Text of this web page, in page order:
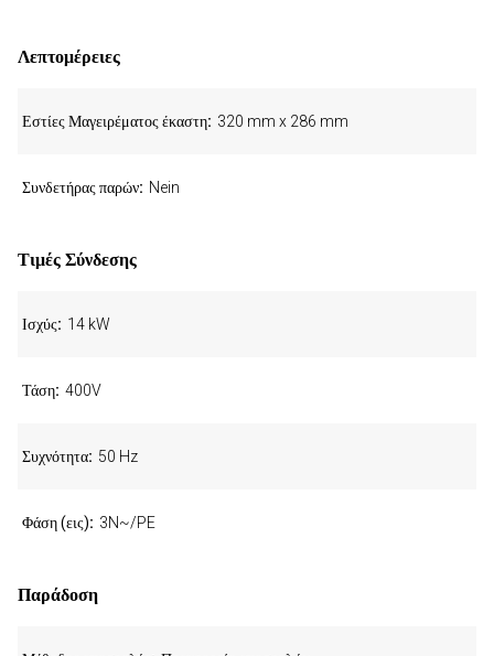
Λεπτομέρειες
Εστίες Μαγειρέματος έκαστη 320 mm x 286 mm
Συνδετήρας παρών Nein
Τιμές Σύνδεσης
Ισχύς 14 kW
Τάση 400V
Συχνότητα 50 Hz
Φάση (εις) 3N~/PE
Παράδοση